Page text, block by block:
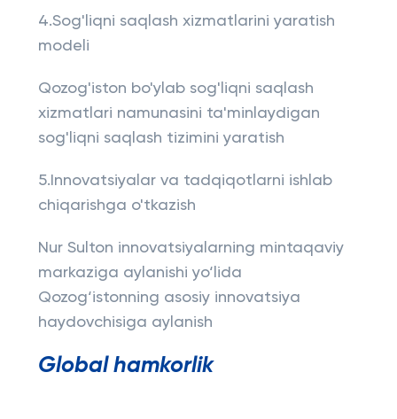
4.Sog'liqni saqlash xizmatlarini yaratish
modeli
Qozog'iston bo'ylab sog'liqni saqlash
xizmatlari namunasini ta'minlaydigan
sog'liqni saqlash tizimini yaratish
5.Innovatsiyalar va tadqiqotlarni ishlab
chiqarishga o'tkazish
Nur Sulton innovatsiyalarning mintaqaviy
markaziga aylanishi yo‘lida
Qozog‘istonning asosiy innovatsiya
haydovchisiga aylanish
Global hamkorlik